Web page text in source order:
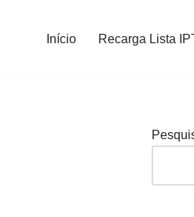
Início Recarga Lista